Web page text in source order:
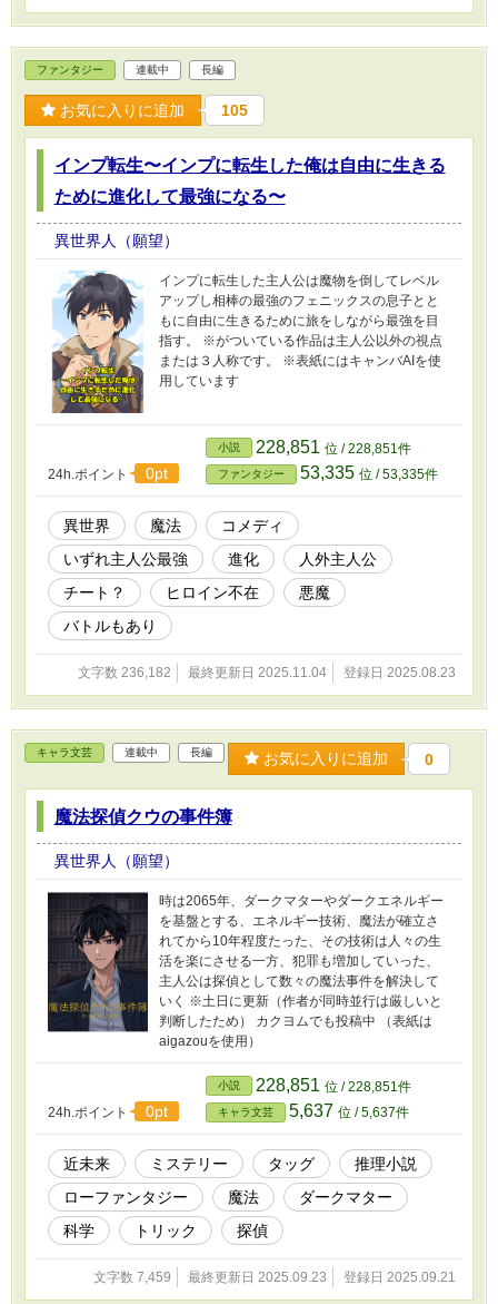
ファンタジー 連載中 長編
お気に入りに追加 105
インプ転生〜インプに転生した俺は自由に生きる
ために進化して最強になる〜
異世界人（願望）
インプに転生した主人公は魔物を倒してレベル
アップし相棒の最強のフェニックスの息子とと
もに自由に生きるために旅をしながら最強を目
指す。 ※がついている作品は主人公以外の視点
または３人称です。 ※表紙にはキャンバAIを使
用しています
24h.ポイント 0pt
小説 228,851 位 / 228,851件
ファンタジー 53,335 位 / 53,335件
異世界 魔法
コメディ
いずれ主人公最強
進化
人外主人公
チート？
ヒロイン不在
悪魔
バトルもあり
文字数 236,182 最終更新日 2025.11.04 登録日 2025.08.23
キャラ文芸 連載中 長編 お気に入りに追加 0
魔法探偵クウの事件簿
異世界人（願望）
時は2065年、ダークマターやダークエネルギー
を基盤とする、エネルギー技術、魔法が確立さ
れてから10年程度たった、その技術は人々の生
活を楽にさせる一方、犯罪も増加していった、
主人公は探偵として数々の魔法事件を解決して
いく ※土日に更新（作者が同時並行は厳しいと
判断したため） カクヨムでも投稿中 （表紙は
aigazouを使用）
24h.ポイント 0pt
小説 228,851 位 / 228,851件
キャラ文芸 5,637 位 / 5,637件
近未来 ミステリー タッグ
推理小説
ローファンタジー
魔法
ダークマター
科学
トリック 探偵
文字数 7,459 最終更新日 2025.09.23 登録日 2025.09.21